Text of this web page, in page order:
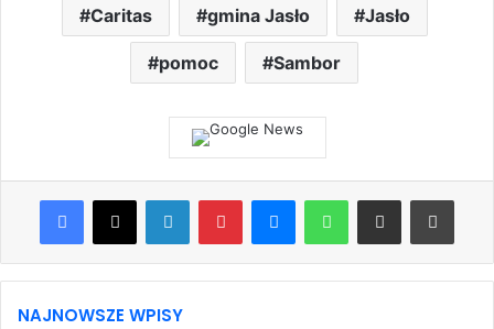
Caritas gmina Jasło Jasło
pomoc Sambor
Facebook
X LinkedInPinterestMessengerWhatsAppShare via Email Print
NAJNOWSZE WPISY